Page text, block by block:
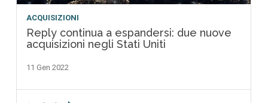
ACQUISIZIONI
Reply continua a espandersi: due nuove
acquisizioni negli Stati Uniti
11 Gen 2022